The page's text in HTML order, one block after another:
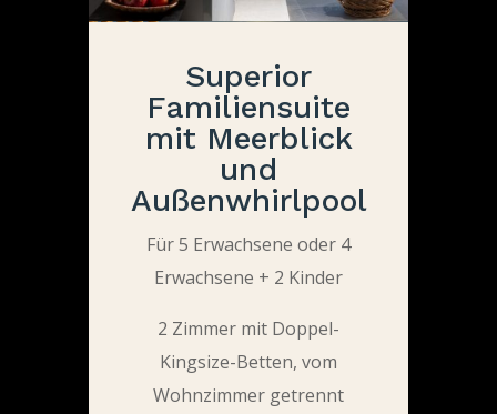
Superior
Familiensuite
mit Meerblick
und
Außenwhirlpool
Für 5 Erwachsene oder 4
Erwachsene + 2 Kinder
2 Zimmer mit Doppel-
Kingsize-Betten, vom
Wohnzimmer getrennt